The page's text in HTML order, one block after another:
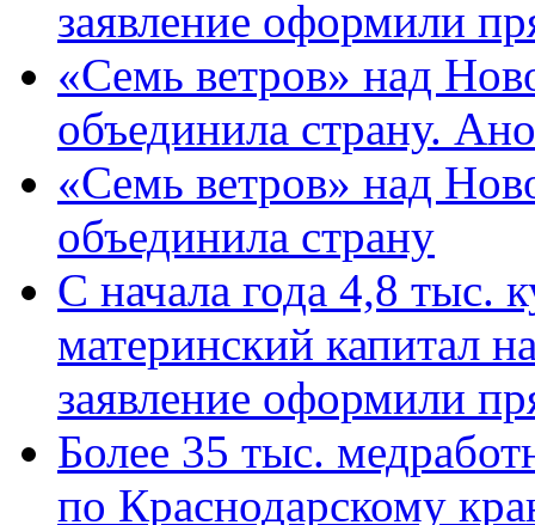
заявление оформили
«Семь ветров» над
объединила страну.
«Семь ветров» над
объединила страну
С начала года 4,8 тыс.
материнский капитал
заявление оформили
Более 35 тыс.
по Краснодарскому